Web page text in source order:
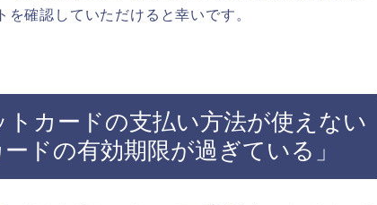
確認していただけると幸いです。
カードの支払い方法が使えない
ドの有効期限が過ぎている」